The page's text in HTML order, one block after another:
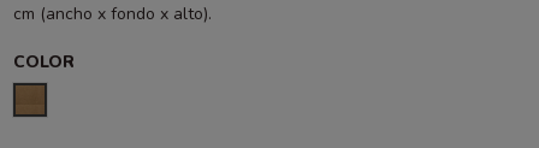
cm (ancho x fondo x alto).
COLOR